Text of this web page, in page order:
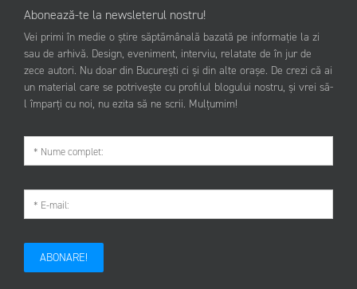
Abonează-te la newsleterul nostru!
Vei primi în medie o știre săptămânală bazată pe informație la zi
sau de arhivă. Design, eveniment, interviu, relatate de în jur de
zece autori. Nu doar din București ci și din alte orașe. De crezi că ai
un material care se potrivește cu profilul blogului nostru, și vrei să-
l împarți cu noi, nu ezita să ne scrii. Mulțumim!
ABONARE!